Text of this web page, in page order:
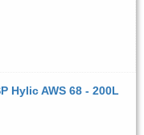
Hylic AWS 68 - 200L